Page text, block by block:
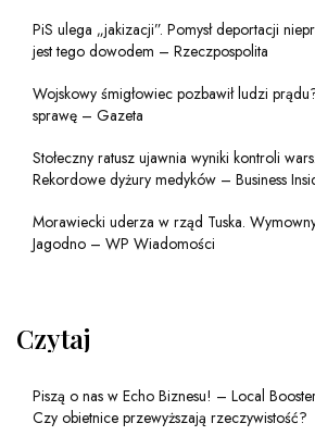
PiS ulega „jakizacji”. Pomysł deportacji
jest tego dowodem – Rzeczpospolita
Wojskowy śmigłowiec pozbawił ludzi
sprawę – Gazeta
Stołeczny ratusz ujawnia wyniki kontroli
Rekordowe dyżury medyków – Business
Morawiecki uderza w rząd Tuska.
Jagodno – WP Wiadomości
Czytaj
Piszą o nas w Echo Biznesu! – Local
Czy obietnice przewyższają rzeczywistość?